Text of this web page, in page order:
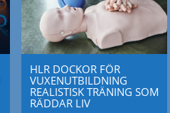
HLR DOCKOR FÖR
VUXENUTBILDNING
REALISTISK TRÄNING SOM
RÄDDAR LIV